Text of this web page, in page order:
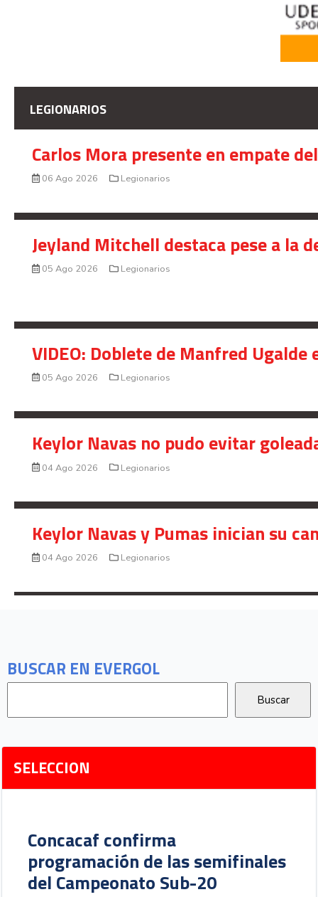
BUSCAR EN EVERGOL
SELECCION
Concacaf confirma
programación de las semifinales
del Campeonato Sub-20
LEGIONARIOS
Carlos Mora presente en empate
06 Ago 2026 Legionarios
Jeyland Mitchell destaca pese a la
05 Ago 2026 Legionarios
VIDEO: Doblete de Manfred
05 Ago 2026 Legionarios
Keylor Navas no pudo evitar
04 Ago 2026 Legionarios
Keylor Navas y Pumas inician su
04 Ago 2026 Legionarios